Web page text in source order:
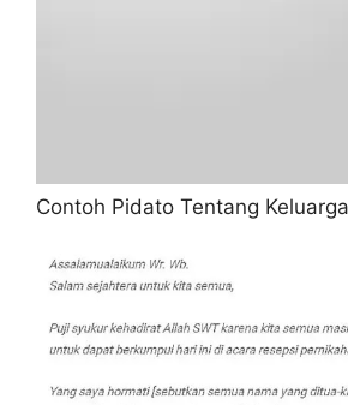
Contoh Pidato Tentang